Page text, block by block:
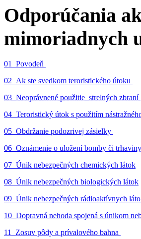
Odporúčania
mimoriadnych
01_Povodeň
02_Ak ste svedkom teroristického útoku
03_Neoprávnené použitie strelných zbraní
04_Teroristický útok s použitím
05_Obdržanie podozrivej zásielky
06_Oznámenie o uložení bomby či
07_Únik nebezpečných chemických látok
08_Únik nebezpečných biologických látok
09_Únik nebezpečných rádioaktívnych
10_Dopravná nehoda spojená s únikom
11_Zosuv pôdy a prívalového bahna